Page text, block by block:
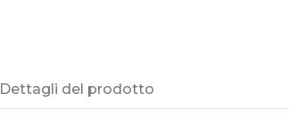
Dettagli del prodotto